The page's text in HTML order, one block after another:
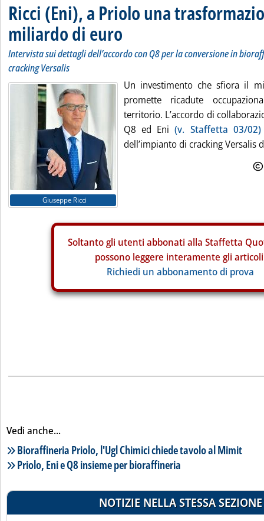
Ricci (Eni), a Priolo una
miliardo di euro
Intervista sui dettagli dell’accordo con Q8 per la conversione in
cracking Versalis
Giuseppe Ricci
Un investimento che sfiora il
promette ricadute
territorio. L’accordo di
Q8 ed Eni(v. Staffetta 03/02)
dell’impianto di cracking Versalis
Soltanto gli utenti abbonati alla Staffetta
possono leggere interamente gli
Richiedi un abbonamento di prova
Vedi anche...
Lista notizie correlate
Bioraffineria Priolo, l'Ugl Chimici chiede tavolo al Mimit
Priolo, Eni e Q8 insieme per bioraffineria
NOTIZIE NELLA STESSA SEZIONE